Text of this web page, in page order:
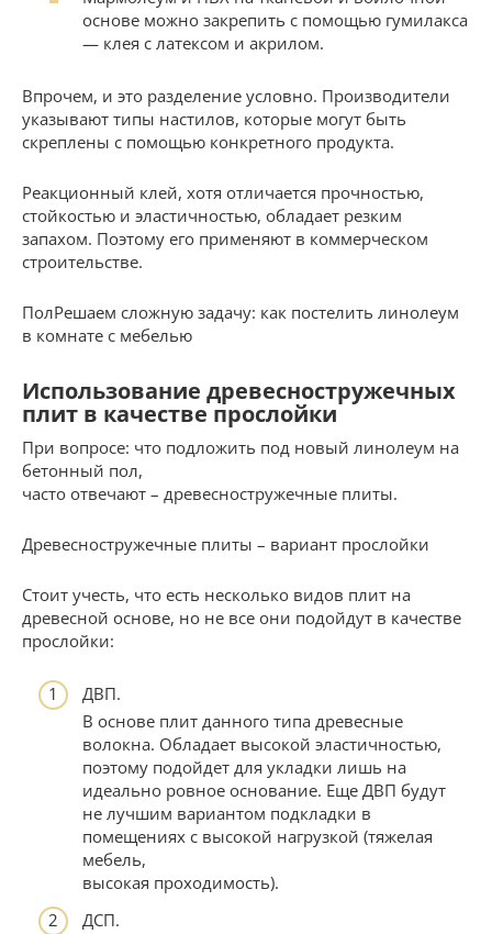
основе можно закрепить с помощью гумилакса
— клея с латексом и акрилом.
Впрочем, и это разделение условно. Производители
указывают типы настилов, которые могут быть
скреплены с помощью конкретного продукта.
Реакционный клей, хотя отличается прочностью,
стойкостью и эластичностью, обладает резким
запахом. Поэтому его применяют в коммерческом
строительстве.
ПолРешаем сложную задачу: как постелить линолеум
в комнате с мебелью
Использование древесностружечных
плит в качестве прослойки
При вопросе: что подложить под новый линолеум на
бетонный пол,
часто отвечают – древесностружечные плиты.
Древесностружечные плиты – вариант прослойки
Стоит учесть, что есть несколько видов плит на
древесной основе, но не все они подойдут в качестве
прослойки:
ДВП.
В основе плит данного типа древесные
волокна. Обладает высокой эластичностью,
поэтому подойдет для укладки лишь на
идеально ровное основание. Еще ДВП будут
не лучшим вариантом подкладки в
помещениях с высокой нагрузкой (тяжелая
мебель,
высокая проходимость).
ДСП.